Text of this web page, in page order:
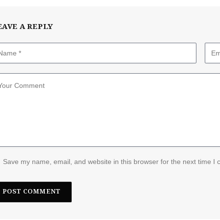
A REPLY
Save my name, email, and website in this browser for the next time I